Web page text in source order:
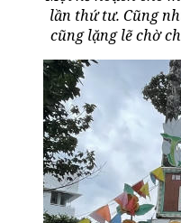
lần thứ tư. Cũng
cũng lặng lẽ chờ